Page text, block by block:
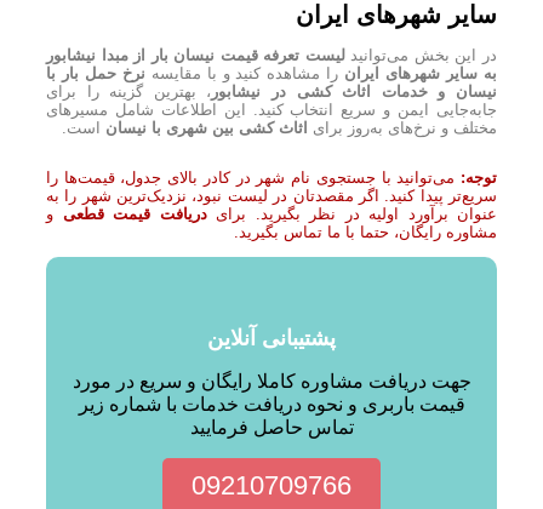
سایر شهرهای ایران
در این بخش می‌توانید لیست تعرفه قیمت نیسان بار از مبدا نیشابور
به سایر شهرهای ایرانرا مشاهده کنید و با مقایسهنرخ حمل بار با
نیسان و خدمات اثاث کشی در نیشابور، بهترین گزینه را برای
جابه‌جایی ایمن و سریع انتخاب کنید. این اطلاعات شامل مسیرهای
مختلف و نرخ‌های به‌روز برای اثاث کشی بین شهری با نیساناست.
توجه:می‌توانید با جستجوی نام شهر در کادر بالای جدول، قیمت‌ها را
سریع‌تر پیدا کنید. اگر مقصدتان در لیست نبود، نزدیک‌ترین شهر را به
عنوان برآورد اولیه در نظر بگیرید. برای دریافت قیمت قطعیو
مشاوره رایگان، حتما با ما تماس بگیرید.
پشتیبانی آنلاین
جهت دریافت مشاوره کاملا رایگان و سریع در مورد
قیمت باربری و نحوه دریافت خدمات با شماره زیر
تماس حاصل فرمایید
09210709766